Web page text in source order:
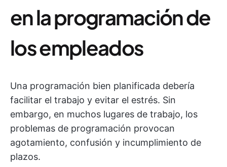
en la programación de
los empleados
Una programación bien planificada debería
facilitar el trabajo y evitar el estrés. Sin
embargo, en muchos lugares de trabajo, los
problemas de programación provocan
agotamiento, confusión y incumplimiento de
plazos.